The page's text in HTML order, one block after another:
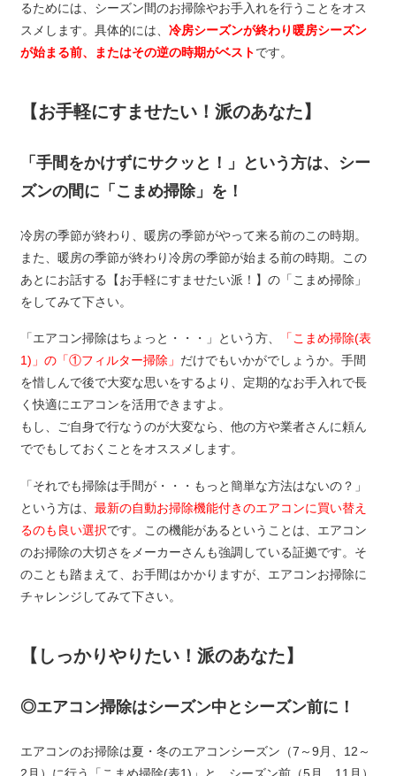
るためには、シーズン間のお掃除やお手入れを行うことをオス
スメします。具体的には、冷房シーズンが終わり暖房シーズン
が始まる前、またはその逆の時期がベストです。
【お手軽にすませたい！派のあなた】
「手間をかけずにサクッと！」という方は、シー
ズンの間に「こまめ掃除」を！
冷房の季節が終わり、暖房の季節がやって来る前のこの時期。
また、暖房の季節が終わり冷房の季節が始まる前の時期。この
あとにお話する【お手軽にすませたい派！】の「こまめ掃除」
をしてみて下さい。
「エアコン掃除はちょっと・・・」という方、
「こまめ掃除(表
1)」の「①フィルター掃除」 だけでもいかがでしょうか。手間
を惜しんで後で大変な思いをするより、定期的なお手入れで長
く快適にエアコンを活用できますよ。
もし、ご自身で行なうのが大変なら、他の方や業者さんに頼ん
ででもしておくことをオススメします。
「それでも掃除は手間が・・・もっと簡単な方法はないの？」
という方は、最新の自動お掃除機能付きのエアコンに買い替え
るのも良い選択です。この機能があるということは、エアコン
のお掃除の大切さをメーカーさんも強調している証拠です。そ
のことも踏まえて、お手間はかかりますが、エアコンお掃除に
チャレンジしてみて下さい。
【しっかりやりたい！派のあなた】
◎エアコン掃除はシーズン中とシーズン前に！
エアコンのお掃除は夏・冬のエアコンシーズン（7～9月、12～
2月）に行う「こまめ掃除(表1)」と、シーズン前（5月、11月）